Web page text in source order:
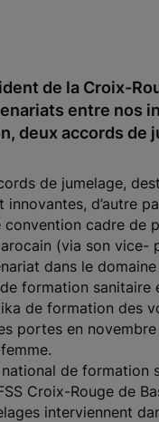
de la Croix-
entre nos
deux accords de
de jumelage,
innovantes, d’autre
convention cadre de
(via son vice-
dans le
formation sanitaire
de formation des
portes en
national de formation
Croix-Rouge de
interviennent